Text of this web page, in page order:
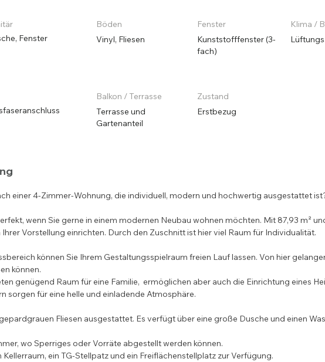
Fenster
Böden
Vinyl, Fliesen
Fenster
Kunststofffenster (3-
fach)
Klima /
Balkon / Terrasse
Terrasse und
Gartenanteil
Zustand
Erstbezug
einer 4-Zimmer-Wohnung, die individuell, modern und hochwertig ausgestattet
wenn Sie gerne in einem modernen Neubau wohnen möchten. Mit 87,93 m²
Ihrer Vorstellung einrichten. Durch den Zuschnitt ist hier viel Raum für Individualität.
können Sie Ihrem Gestaltungsspielraum freien Lauf lassen. Von hier
können.
genügend Raum für eine Familie,  ermöglichen aber auch die Einrichtung eines
sorgen für eine helle und einladende Atmosphäre.
Fliesen ausgestattet. Es verfügt über eine große Dusche und einen
wo Sperriges oder Vorräte abgestellt werden können.
Kellerraum, ein TG-Stellpatz und ein Freiflächenstellplatz zur Verfügung.